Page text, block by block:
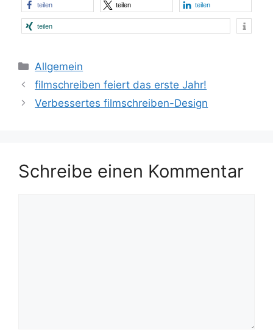
teilen teilen teilen
teilen
Kategorien
Allgemein
filmschreiben feiert das erste Jahr!
Verbessertes filmschreiben-Design
Schreibe einen Kommentar